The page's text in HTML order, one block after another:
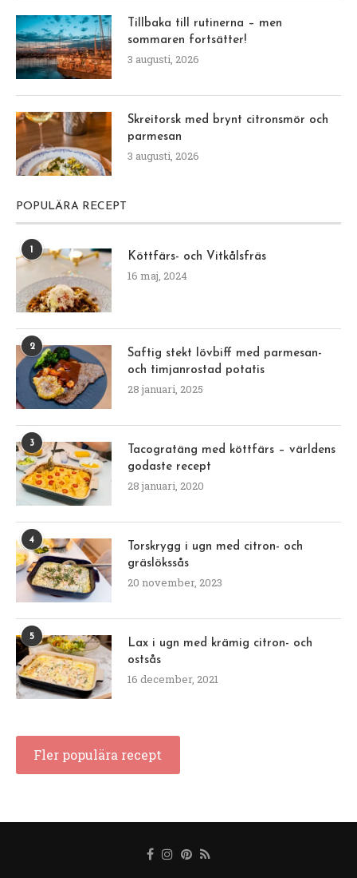
Tillbaka till rutinerna – men
sommaren fortsätter!
3 augusti, 2026
Skreitorsk med brynt citronsmör och
parmesan
3 augusti, 2026
POPULÄRA RECEPT
Köttfärs- och Vitkålsfräs
16 maj, 2024
2
Saftig stekt lövbiff med parmesan-
och timjanrostad potatis
28 januari, 2025
3
Tacogratäng med köttfärs – världens
godaste recept
28 januari, 2020
4
Torskrygg i ugn med citron- och
gräslökssås
20 november, 2023
5
Lax i ugn med krämig citron- och
ostsås
16 december, 2021
Fler populära recept